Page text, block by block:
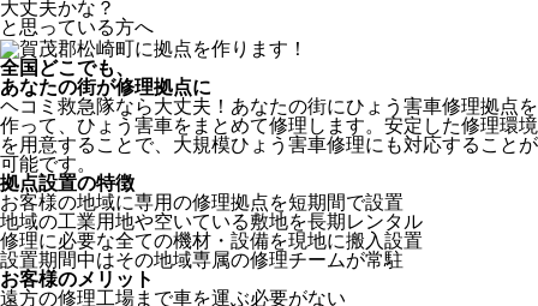
大丈夫かな？
と思っている方へ
全国どこでも、
あなたの街が修理拠点に
ヘコミ救急隊なら大丈夫！あなたの街にひょう害車修理拠点を
作って、ひょう害車をまとめて修理します。安定した修理環境
を用意することで、大規模ひょう害車修理にも対応することが
可能です。
拠点設置の特徴
お客様の地域に専用の修理拠点を短期間で設置
地域の工業用地や空いている敷地を長期レンタル
修理に必要な全ての機材・設備を現地に搬入設置
設置期間中はその地域専属の修理チームが常駐
お客様のメリット
遠方の修理工場まで車を運ぶ必要がない